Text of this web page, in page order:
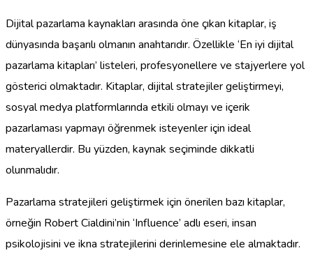
Dijital pazarlama kaynakları arasında öne çıkan kitaplar, iş
dünyasında başarılı olmanın anahtarıdır. Özellikle ‘En iyi dijital
pazarlama kitapları’ listeleri, profesyonellere ve stajyerlere yol
gösterici olmaktadır. Kitaplar, dijital stratejiler geliştirmeyi,
sosyal medya platformlarında etkili olmayı ve içerik
pazarlaması yapmayı öğrenmek isteyenler için ideal
materyallerdir. Bu yüzden, kaynak seçiminde dikkatli
olunmalıdır.
Pazarlama stratejileri geliştirmek için önerilen bazı kitaplar,
örneğin Robert Cialdini’nin ‘Influence’ adlı eseri, insan
psikolojisini ve ikna stratejilerini derinlemesine ele almaktadır.